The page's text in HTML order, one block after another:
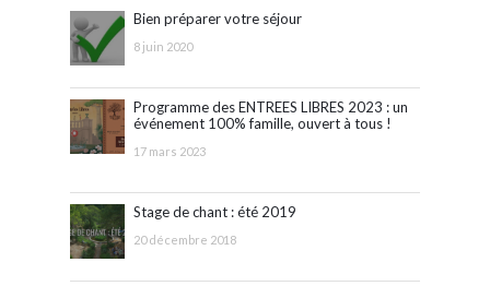
Bien préparer votre séjour
8 juin 2020
Programme des ENTREES LIBRES 2023 : un
événement 100% famille, ouvert à tous !
17 mars 2023
Stage de chant : été 2019
20 décembre 2018